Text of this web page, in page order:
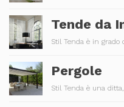
Tende da
Stil Tenda è in grado
Pergole
Stil Tenda è una